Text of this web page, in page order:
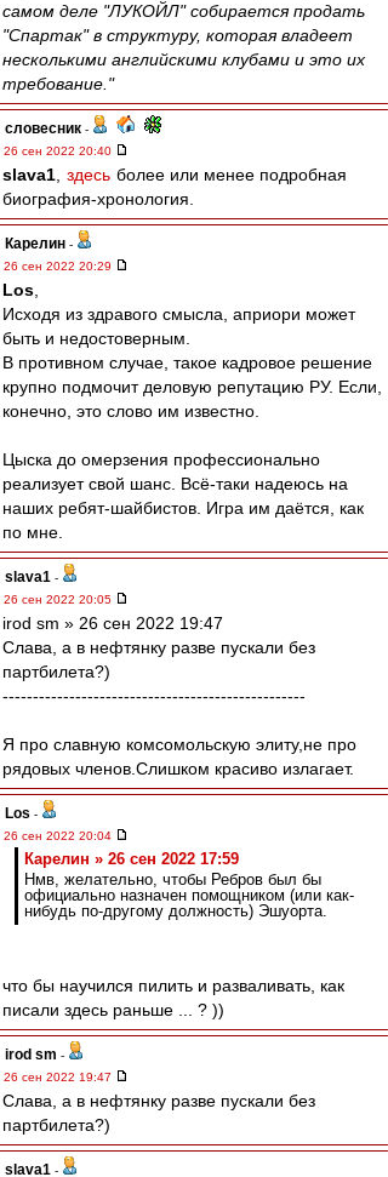
самом деле "ЛУКОЙЛ" собирается продать
"Спартак" в структуру, которая владеет
несколькими английскими клубами и это их
требование."
словесник -
26 сен 2022 20:40
slava1 здесь более или менее подробная
биография-хронология.
Карелин -
26 сен 2022 20:29
Los
Исходя из здравого смысла, априори может
быть и недостоверным.
В противном случае, такое кадровое решение
крупно подмочит деловую репутацию РУ. Если,
конечно, это слово им известно.
Цыска до омерзения профессионально
реализует свой шанс. Всё-таки надеюсь на
наших ребят-шайбистов. Игра им даётся, как
по мне.
slava1 -
26 сен 2022 20:05
irod sm » 26 сен 2022 19:47
Слава, а в нефтянку разве пускали без
партбилета?)
--------------------------------------------------
Я про славную комсомольскую элиту,не про
рядовых членов.Слишком красиво излагает.
Los -
26 сен 2022 20:04
Карелин » 26 сен 2022 17:59
Нмв, желательно, чтобы Ребров был бы
официально назначен помощником (или как-
нибудь по-другому должность) Эшуорта.
что бы научился пилить и разваливать, как
писали здесь раньше ... ? ))
irod sm -
26 сен 2022 19:47
Слава, а в нефтянку разве пускали без
партбилета?)
slava1 -